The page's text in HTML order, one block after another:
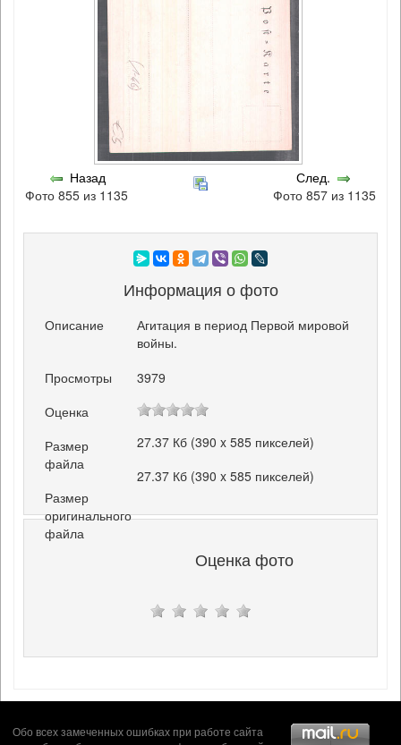
Назад
Фото 855 из 1135
След.
Фото 857 из 1135
Информация о фото
Описание
Агитация в период Первой мировой
войны.
Просмотры
3979
Оценка
Размер
файла
27.37 Кб (390 x 585 пикселей)
Размер
оригинального
файла
27.37 Кб (390 x 585 пикселей)
Оценка фото
Обо всех замеченных ошибках при работе сайта